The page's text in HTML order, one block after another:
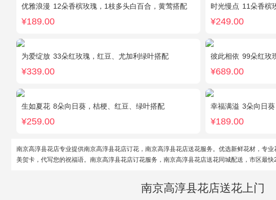
优雅浪漫 12朵香槟玫瑰，1枝多头白百合，黄莺搭配
¥189.00
时光慢点 11朵香槟玫瑰
¥249.00
为爱绽放 33朵红玫瑰，红豆、尤加利绿叶搭配
¥339.00
彼此相依 99朵红玫
¥689.00
生如夏花 8朵向日葵，桔梗、红豆、绿叶搭配
¥259.00
幸福满溢 3朵向日
¥189.00
南京高淳县花店专业提供南京高淳县花店订花，南京高淳县花店送花服务。优选新鲜花材，专
美贺卡，代写您的祝福语。南京高淳县花店订花服务，南京高淳县花店送花同城配送，市区最快
南京高淳县花店送花上门